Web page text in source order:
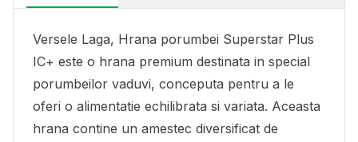
Versele Laga, Hrana porumbei Superstar Plus
IC+ este o hrana premium destinata in special
porumbeilor vaduvi, conceputa pentru a le
oferi o alimentatie echilibrata si variata. Aceasta
hrana contine un amestec diversificat de